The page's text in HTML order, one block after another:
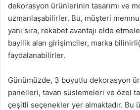
dekorasyon ürünlerinin tasarımı ve
uzmanlaşabilirler. Bu, müşteri
yanı sıra, rekabet avantajı elde
bayilik alan girişimciler, marka
faydalanabilirler.
Günümüzde, 3 boyutlu dekorasyon
panelleri, tavan süslemeleri ve özel
çeşitli seçenekler yer almaktadır. Bu